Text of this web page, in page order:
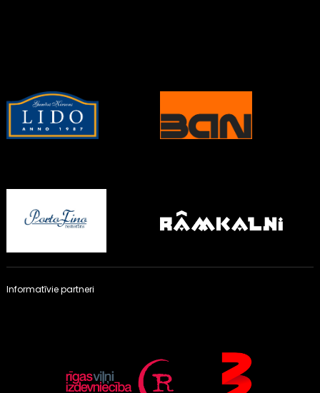
Informatīvie partneri